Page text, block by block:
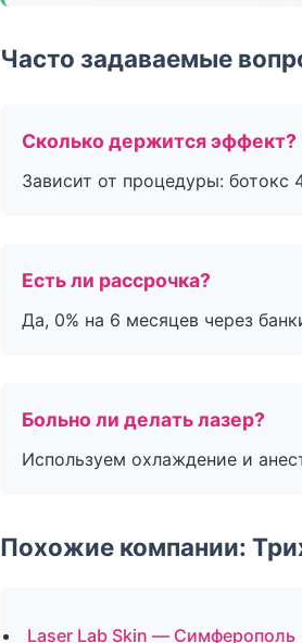
Часто задаваемые
Сколько держится эффект?
Зависит от процедуры:
Есть ли рассрочка?
Да, 0% на 6 месяцев через
Больно ли делать лазер?
Используем охлаждение и
Похожие компании:
Laser Lab Skin — Симферополь